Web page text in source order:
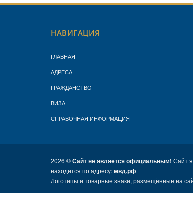
НАВИГАЦИЯ
ГЛАВНАЯ
АДРЕСА
ГРАЖДАНСТВО
ВИЗА
СПРАВОЧНАЯ ИНФОРМАЦИЯ
2026 ©Сайт не является официальным! Сайт
находится по адресу:мвд.рф
Логотипы и товарные знаки, размещённые на